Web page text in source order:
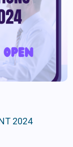
2024